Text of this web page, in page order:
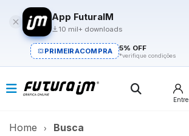
App FuturaIM
10 mil+ downloads
PRIMEIRACOMPRA 5% OFF
*verifique condições
Entre
Home Busca